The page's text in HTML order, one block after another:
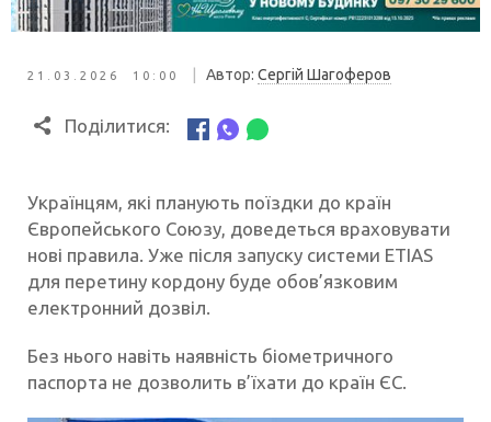
21.03.2026 10:00 Автор: Сергій Шагоферов
Поділитися:
Українцям, які планують поїздки до країн
Європейського Союзу, доведеться враховувати
нові правила. Уже після запуску системи ETIAS
для перетину кордону буде обов’язковим
електронний дозвіл.
Без нього навіть наявність біометричного
паспорта не дозволить в’їхати до країн ЄС.